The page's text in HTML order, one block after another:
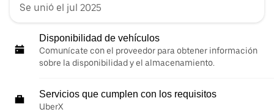
Se unió el jul 2025
Disponibilidad de vehículos
Comunícate con el proveedor para obtener información
sobre la disponibilidad y el almacenamiento.
Servicios que cumplen con los requisitos
UberX